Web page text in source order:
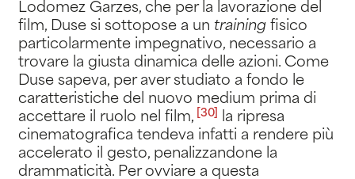
Lodomez Garzes, che per la lavorazione del
film, Duse si sottopose a un trainingfisico
particolarmente impegnativo, necessario a
trovare la giusta dinamica delle azioni. Come
Duse sapeva, per aver studiato a fondo le
caratteristiche del nuovo medium prima di
accettare il ruolo nel film, [30]
la ripresa
cinematografica tendeva infatti a rendere più
accelerato il gesto, penalizzandone la
drammaticità. Per ovviare a questa